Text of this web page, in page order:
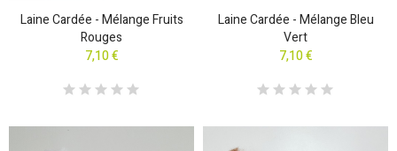
Laine Cardée - Mélange Fruits
Rouges
7,10 €
Laine Cardée - Mélange Bleu
Vert
7,10 €